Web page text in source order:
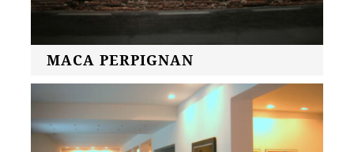
MACA PERPIGNAN